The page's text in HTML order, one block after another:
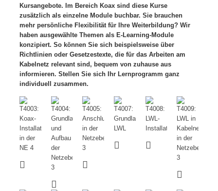
Kursangebote. Im Bereich Koax sind diese Kurse
zusätzlich als einzelne Module buchbar. Sie brauchen
mehr persönliche Flexibilität für Ihre Weiterbildung? Wir
haben ausgewählte Themen als E-Learning-Module
konzipiert. So können Sie sich beispielsweise über
Richtlinien oder Gesetzestexte, die für das Arbeiten am
Kabelnetz relevant sind, bequem von zuhause aus
informieren. Stellen Sie sich Ihr Lernprogramm ganz
individuell zusammen.